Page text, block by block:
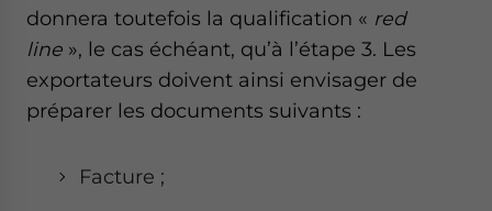
donnera toutefois la qualification « red
line », le cas échéant, qu’à l’étape 3. Les
exportateurs doivent ainsi envisager de
préparer les documents suivants :
Facture ;